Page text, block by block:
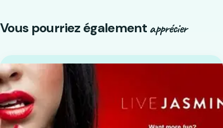
Vous pourriez égalementapprécier